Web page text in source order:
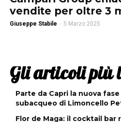
vendite per oltre 3
Giuseppe Stabile - 5 Marzo 2025
Gli articoli più
Parte da Capri la nuova
subacqueo di Limoncello
Flor de Maga: il cocktail bar